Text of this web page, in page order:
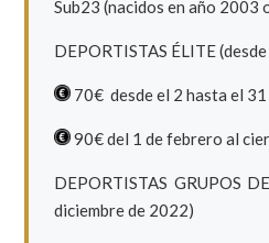
Sub23 (nacidos en año 2003
DEPORTISTAS ÉLITE
70€ desde el 2 hasta el
90€del 1 de febrero al
DEPORTISTAS GRUPOS
diciembre de 2022)